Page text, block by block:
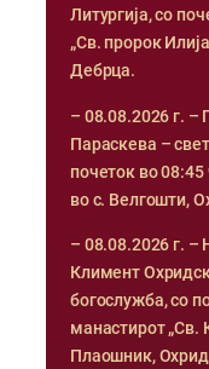
Литургија, со
„Св. пророк
Дебрца.
– 08.08.2026 г.
Параскева –
почеток во 08:45
во с. Велгошти,
– 08.08.2026 г. –
Климент
богослужба, со
манастирот „Св.
Плаошник,